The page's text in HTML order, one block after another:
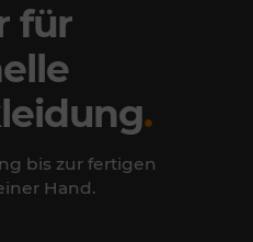
für
.
bis zur fertigen
Hand.